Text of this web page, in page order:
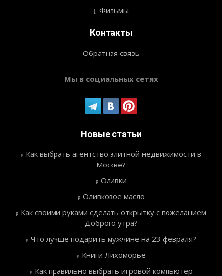
Фильмы
Контакты
Обратная связь
Мы в социальных сетях
Новые статьи
Как выбрать агентство элитной недвижимости в
Москве?
Оливки
Оливковое масло
Как своими руками сделать открытку с пожеланием
Доброго утра?
Что лучше подарить мужчине на 23 февраля?
Книги Лихоморье
Как правильно выбрать игровой компьютер